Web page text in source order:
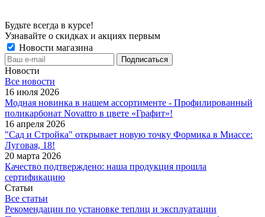
Будьте всегда в курсе!
Узнавайте о скидках и акциях первым
Новости магазина
Новости
Все новости
16 июля 2026
Модная новинка в нашем ассортименте - Профилированный
поликарбонат Novattro в цвете «Графит»!
16 апреля 2026
"Сад и Стройка" открывает новую точку Формика в Миассе:
Луговая, 18!
20 марта 2026
Качество подтверждено: наша продукция прошла
сертификацию
Статьи
Все статьи
Рекомендации по установке теплиц и эксплуатации